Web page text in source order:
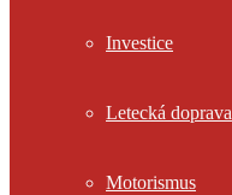
Investice
Letecká doprava
Motorismus